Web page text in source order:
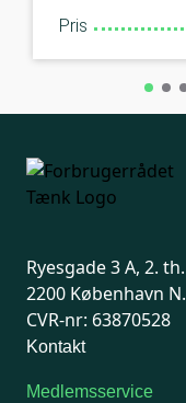
Pris
Ryesgade 3 A, 2. th.
2200 København N.
CVR-nr: 63870528
Kontakt
Medlemsservice